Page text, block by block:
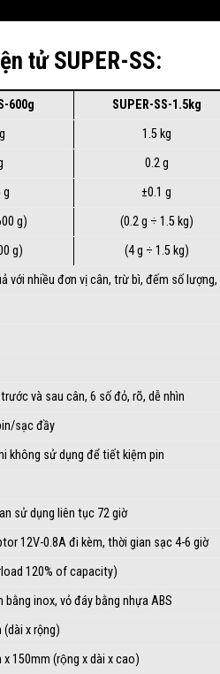
tử SUPER-SS:
600g SUPER-SS-1.5kg
1.5 kg
0.2 g
g ±0.1 g
g) (0.2 g ÷ 1.5 kg)
g) (4 g ÷ 1.5 kg)
với nhiều đơn vị cân, trừ bì, đếm số lượng,
trước và sau cân, 6 số đỏ, rõ, dễ nhìn
sạc đầy
không sử dụng để tiết kiệm pin
sử dụng liên tục 72 giờ
12V-0.8A đi kèm, thời gian sạc 4-6 giờ
120% of capacity)
bằng inox, vỏ đáy bằng nhựa ABS
x rộng)
150mm (rộng x dài x cao)